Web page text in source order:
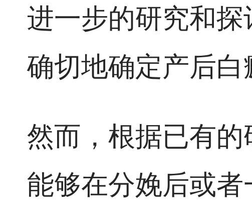
进一步的研究和
确切地确定产后白
然而，根据已有
能够在分娩后或